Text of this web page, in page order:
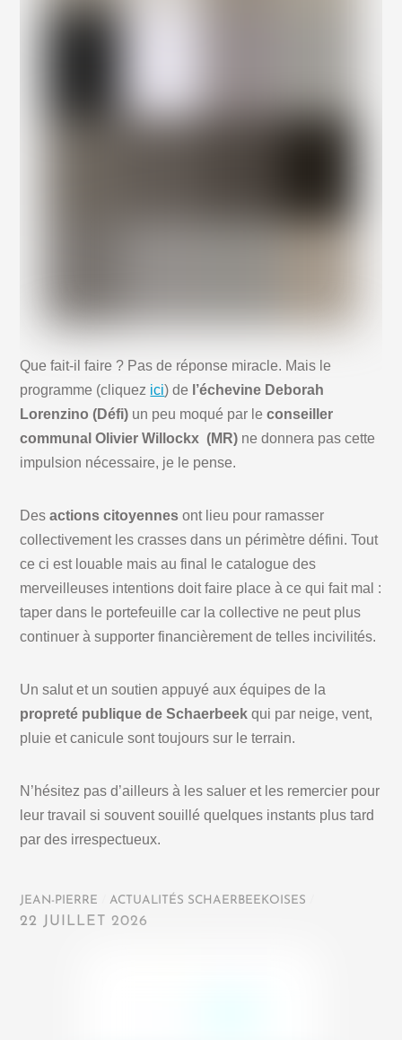
Que fait-il faire ? Pas de réponse miracle. Mais le
programme (cliquez ici) de l’échevine Deborah
Lorenzino (Défi) un peu moqué par leconseiller
communal Olivier Willockx (MR) ne donnera pas cette
impulsion nécessaire, je le pense.
Des actions citoyennes ont lieu pour ramasser
collectivement les crasses dans un périmètre défini. Tout
ce ci est louable mais au final le catalogue des
merveilleuses intentions doit faire place à ce qui fait mal :
taper dans le portefeuille car la collective ne peut plus
continuer à supporter financièrement de telles incivilités.
Un salut et un soutien appuyé aux équipes de la
propreté publique de Schaerbeek qui par neige, vent,
pluie et canicule sont toujours sur le terrain.
N’hésitez pas d’ailleurs à les saluer et les remercier pour
leur travail si souvent souillé quelques instants plus tard
par des irrespectueux.
JEAN-PIERRE ACTUALITÉS SCHAERBEEKOISES
22 JUILLET 2026